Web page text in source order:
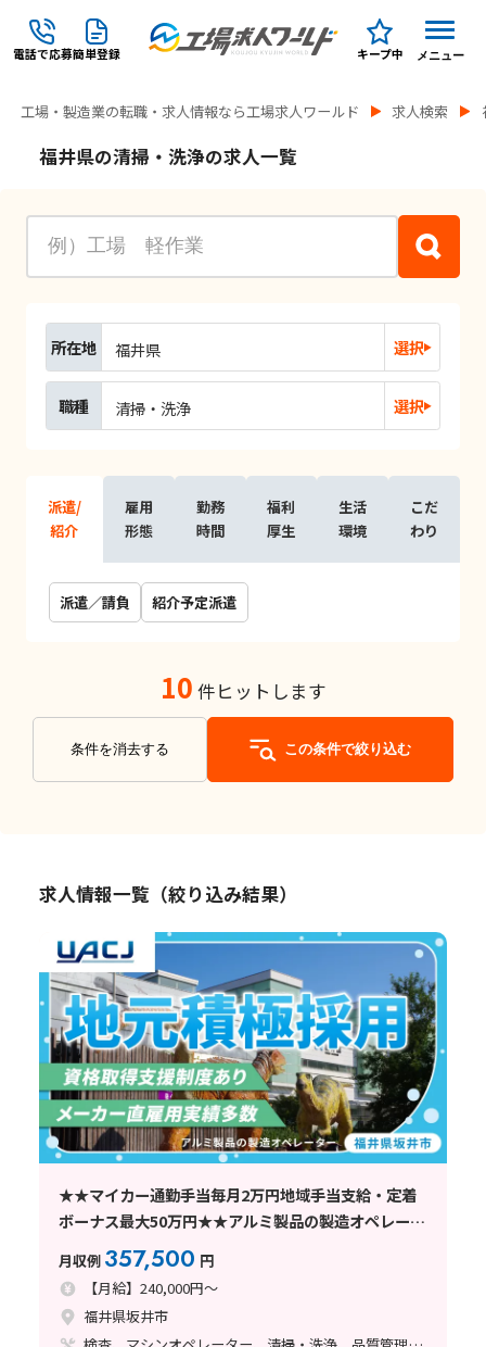
電話で応募簡単登録 キープ中 メニュー
工場・製造業の転職・求人情報なら工場求人ワールド 求人検索
福井県の清掃・洗浄の求人一覧
所在地 福井県 選択
職種 清掃・洗浄 選択
派遣/
紹介
雇用
形態
勤務
時間
福利
厚生
生活
環境
こだ
わり
派遣／請負 紹介予定派遣
10 件ヒットします
条件を消去する この条件で絞り込む
求人情報一覧（絞り込み結果）
★★マイカー通勤手当毎月2万円地域手当支給・定着
ボーナス最大50万円★★アルミ製品の製造オペレータ
★★～寮費無料/資格支援制度有/正社員登用制度有/芦
原温泉駅から車で25分
月収例 357,500 円
【月給】240,000円～
福井県坂井市